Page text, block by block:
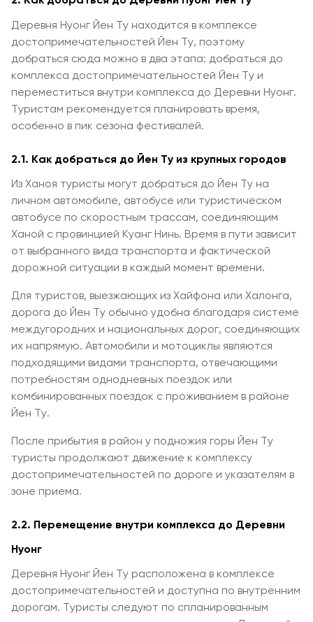
Деревня Нуонг Йен Ту находится в комплексе
достопримечательностей Йен Ту, поэтому
добраться сюда можно в два этапа: добраться до
комплекса достопримечательностей Йен Ту и
переместиться внутри комплекса до Деревни Нуонг.
Туристам рекомендуется планировать время,
особенно в пик сезона фестивалей.
2.1. Как добраться до Йен Ту из крупных городов
Из Ханоя туристы могут добраться до Йен Ту на
личном автомобиле, автобусе или туристическом
автобусе по скоростным трассам, соединяющим
Ханой с провинцией Куанг Нинь. Время в пути зависит
от выбранного вида транспорта и фактической
дорожной ситуации в каждый момент времени.
Для туристов, выезжающих из Хайфона или Халонга,
дорога до Йен Ту обычно удобна благодаря системе
междугородних и национальных дорог, соединяющих
их напрямую. Автомобили и мотоциклы являются
подходящими видами транспорта, отвечающими
потребностям однодневных поездок или
комбинированных поездок с проживанием в районе
Йен Ту.
После прибытия в район у подножия горы Йен Ту
туристы продолжают движение к комплексу
достопримечательностей по дороге и указателям в
зоне приема.
2.2. Перемещение внутри комплекса до Деревни
Нуонг
Деревня Нуонг Йен Ту расположена в комплексе
достопримечательностей и доступна по внутренним
дорогам. Туристы следуют по спланированным